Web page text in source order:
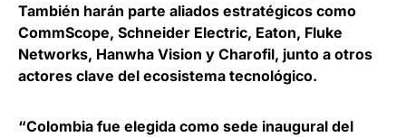
También harán parte aliados estratégicos como
CommScope, Schneider Electric, Eaton, Fluke
Networks, Hanwha Vision y Charofil, junto a otros
actores clave del ecosistema tecnológico.
“Colombia fue elegida como sede inaugural del